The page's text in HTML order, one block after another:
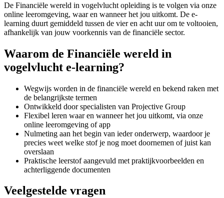
De Financiële wereld in vogelvlucht opleiding is te volgen via onze
online leeromgeving, waar en wanneer het jou uitkomt. De e-
learning duurt gemiddeld tussen de vier en acht uur om te voltooien,
afhankelijk van jouw voorkennis van de financiële sector.
Waarom de Financiële wereld in
vogelvlucht e-learning?
Wegwijs worden in de financiële wereld en bekend raken met
de belangrijkste termen
Ontwikkeld door specialisten van Projective Group
Flexibel leren waar en wanneer het jou uitkomt, via onze
online leeromgeving of app
Nulmeting aan het begin van ieder onderwerp, waardoor je
precies weet welke stof je nog moet doornemen of juist kan
overslaan
Praktische leerstof aangevuld met praktijkvoorbeelden en
achterliggende documenten
Veelgestelde vragen